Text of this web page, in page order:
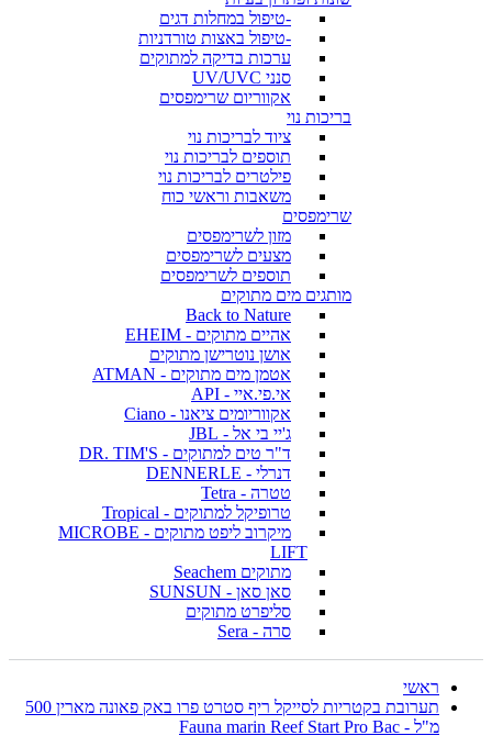
-טיפול במחלות דגים
-טיפול באצות טורדניות
ערכות בדיקה למתוקים
סנני UV/UVC
אקווריום שרימפסים
בריכות נוי
ציוד לבריכות נוי
תוספים לבריכות נוי
פילטרים לבריכות נוי
משאבות וראשי כוח
שרימפסים
מזון לשרימפסים
מצעים לשרימפסים
תוספים לשרימפסים
מותגים מים מתוקים
Back to Nature
אהיים מתוקים - EHEIM
אושן נוטרישן מתוקים
אטמן מים מתוקים - ATMAN
אי.פי.איי - API
אקווריומים ציאנו - Ciano
ג'יי בי אל - JBL
ד"ר טים למתוקים - DR. TIM'S
דנרלי - DENNERLE
טטרה - Tetra
טרופיקל למתוקים - Tropical
מיקרוב ליפט מתוקים - MICROBE
LIFT
מתוקים Seachem
סאן סאן - SUNSUN
סליפרט מתוקים
סרה - Sera
ראשי
תערובת בקטריות לסייקל ריף סטרט פרו באק פאונה מארין 500
מ"ל - Fauna marin Reef Start Pro Bac